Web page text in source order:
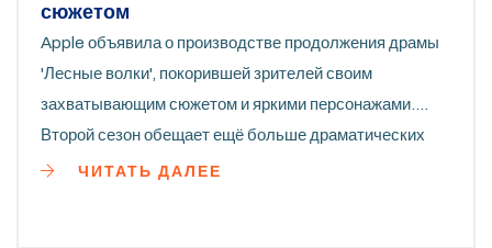
сюжетом
Apple объявила о производстве продолжения драмы
'Лесные волки', покорившей зрителей своим
захватывающим сюжетом и яркими персонажами.
Второй сезон обещает ещё больше драматических
событий, которые глубже раскроют сложные судьбы
ЧИТАТЬ ДАЛЕЕ